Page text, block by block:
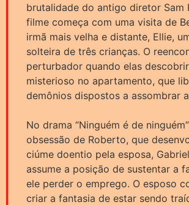
brutalidade do antigo diretor Sam
filme começa com uma visita de
irmã mais velha e distante, Ellie,
solteira de três crianças. O
perturbador quando elas
misterioso no apartamento, que
demônios dispostos a assombrar
No drama “Ninguém é de
obsessão de Roberto, que
ciúme doentio pela esposa,
assume a posição de sustentar a
ele perder o emprego. O esposo
criar a fantasia de estar sendo